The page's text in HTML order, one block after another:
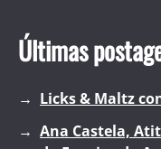
Últimas
Licks & Maltz
Ana Castela,